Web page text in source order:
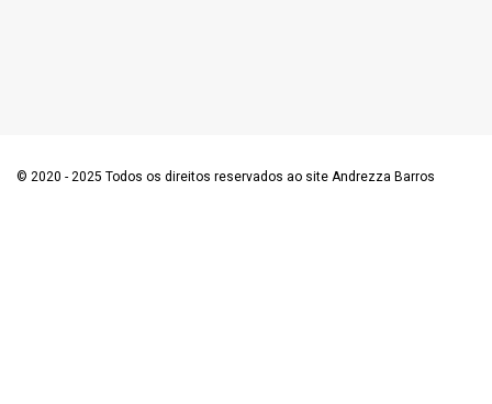
© 2020 - 2025 Todos os direitos reservados ao site Andrezza Barros